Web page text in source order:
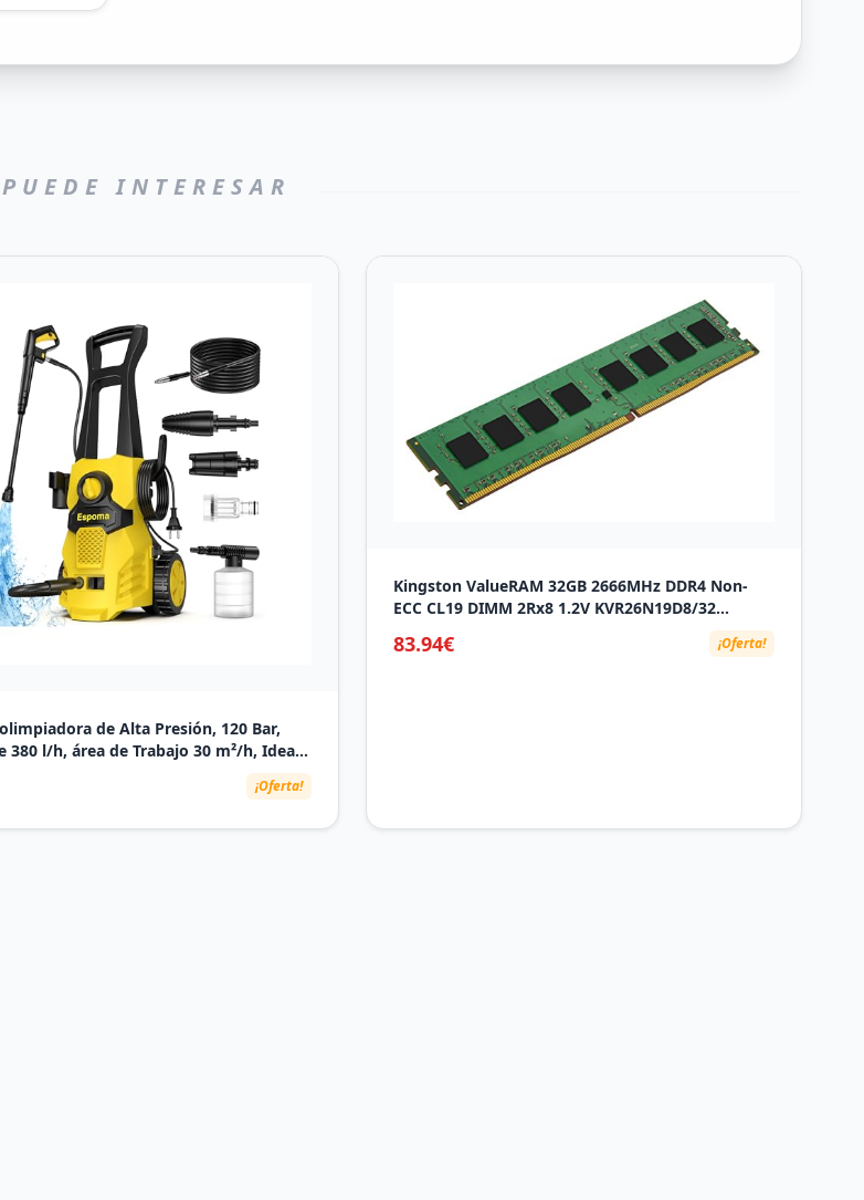
INTERESAR
de Alta Presión, 120 Bar,
380 l/h, área de Trabajo 30 m²/h, Ideal
Jardín y Coche –Incluye Manguera de
de Aluminio, Radio de Acción 12m
¡Oferta!
Kingston ValueRAM 32GB 2666MHz DDR4 Non-
ECC CL19 DIMM 2Rx8 1.2V KVR26N19D8/32
83.94€ ¡Oferta!